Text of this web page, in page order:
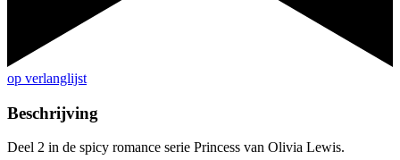
op verlanglijst
Beschrijving
Deel 2 in de spicy romance serie Princess van Olivia Lewis.